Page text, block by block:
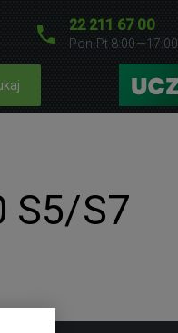
22 211 67 00
Pon-Pt 8:00—17:00
S5/S7